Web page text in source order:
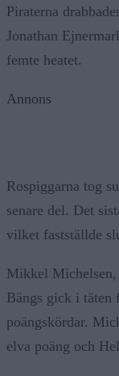
Piraterna
Jonathan
femte heatet.
Annons
Rospiggarna tog
senare del. Det
vilket fastställde
Mikkel
Bängs gick i täten
poängskördar.
elva poäng och